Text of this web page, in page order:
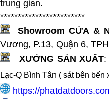
trung gian.
************************
Showroom CỬA &
Vương, P.13, Quận 6,
XƯỞNG SẢN XUẤT:
Lạc-Q Bình Tân ( sát bên bến
https://